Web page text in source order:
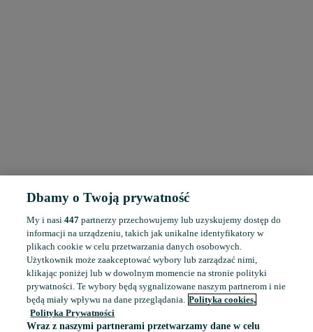
Dbamy o Twoją prywatność
My i nasi447 partnerzy przechowujemy lub uzyskujemy dostęp do
informacji na urządzeniu, takich jak unikalne identyfikatory w
plikach cookie w celu przetwarzania danych osobowych.
Użytkownik może zaakceptować wybory lub zarządzać nimi,
klikając poniżej lub w dowolnym momencie na stronie polityki
prywatności. Te wybory będą sygnalizowane naszym partnerom i nie
będą miały wpływu na dane przeglądania. Polityka cookies,
Polityka Prywatności
Wraz z naszymi partnerami przetwarzamy dane w celu